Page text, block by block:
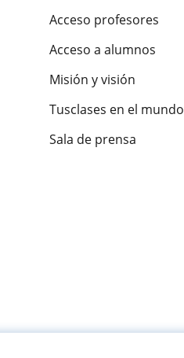
Acceso profesores
Acceso a alumnos
Misión y visión
Tusclases en el mundo
Sala de prensa